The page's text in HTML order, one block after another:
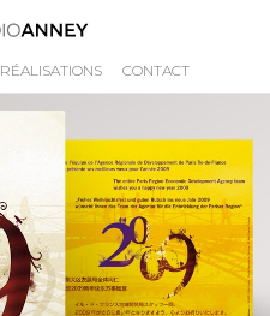
RÉALISATIONS CONTACT